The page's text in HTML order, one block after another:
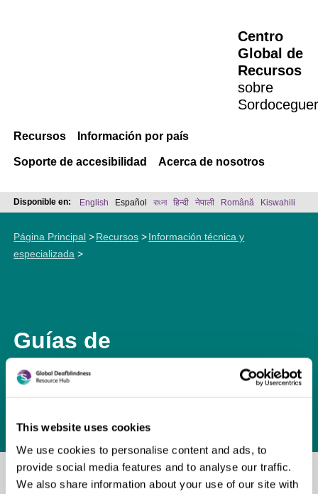
This website uses cookies
We use cookies to personalise content and ads, to
provide social media features and to analyse our traffic.
We also share information about your use of our site with
Centro
Global de
Recursos
sobre
Recursos Información por país
Soporte de accesibilidad Acerca de nosotros
Disponible en: English Español বাংলা हिन्दी नेपाली Română Kiswahili
Página Principal Recursos
Información técnica y
especializada
Guías de
enseñanza